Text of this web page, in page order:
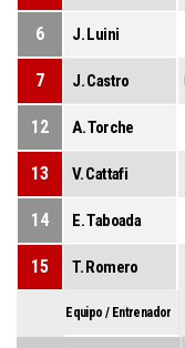
6 J. Luini
7 J. Castro
12 A. Torche
13 V. Cattafi
14 E. Taboada
15 T. Romero
Equipo / Entrenador